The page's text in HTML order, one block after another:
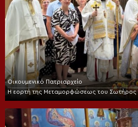
Οικουμενικό Πατριαρχείο
Η εορτή της Μεταμορφώσεως του Σωτήρος